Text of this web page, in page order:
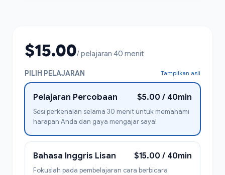
$15.00/ pelajaran 40 menit
PILIH PELAJARAN Tampilkan asli
Pelajaran Percobaan $5.00 / 40min
Sesi perkenalan selama 30 menit untuk memahami
harapan Anda dan gaya mengajar saya!
Bahasa Inggris Lisan $15.00 / 40min
Fokuslah pada pembelajaran cara berbicara